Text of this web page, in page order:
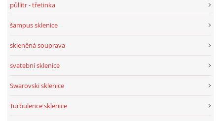
půllitr - třetinka
šampus sklenice
skleněná souprava
svatební sklenice
Swarovski sklenice
Turbulence sklenice